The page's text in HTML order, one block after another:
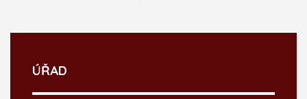
ÚŘAD